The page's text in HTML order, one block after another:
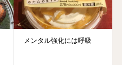
メンタル強化には呼吸